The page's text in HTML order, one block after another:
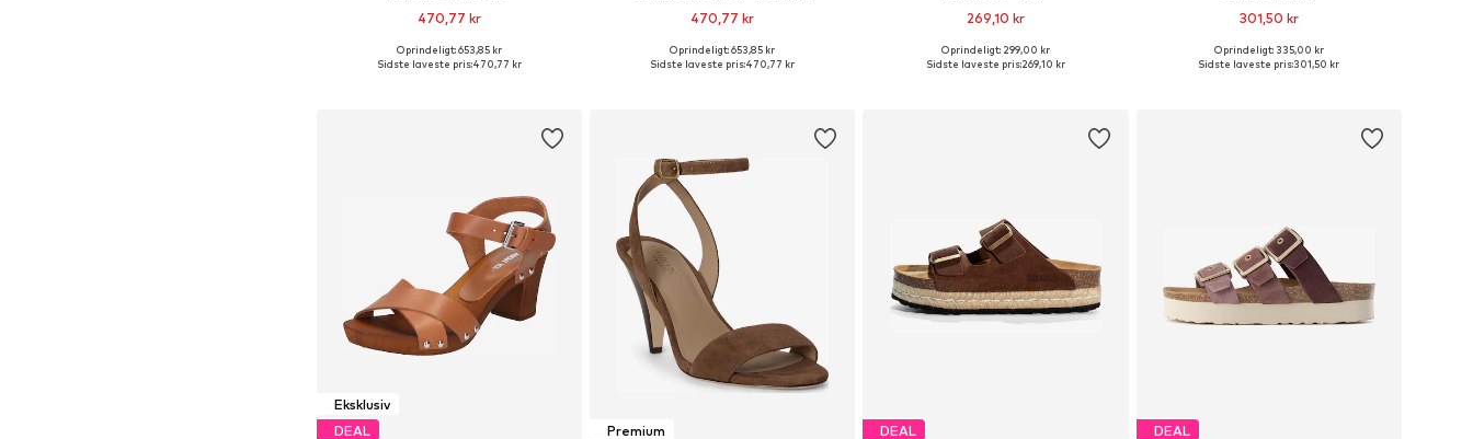
470,77 kr
Oprindeligt: 653,85 kr
Sidste laveste pris:470,77 kr
470,77 kr
+7
Oprindeligt: 653,85 kr
Sidste laveste pris:470,77 kr
269,10 kr
Fås i mange størrelser
Oprindeligt: 299,00 kr
Sidste laveste pris:269,10 kr
301,50 kr
Oprindeligt: 335,00 kr
Sidste laveste pris:301,50 kr
Eksklusiv
DEAL
Premium DEAL DEAL